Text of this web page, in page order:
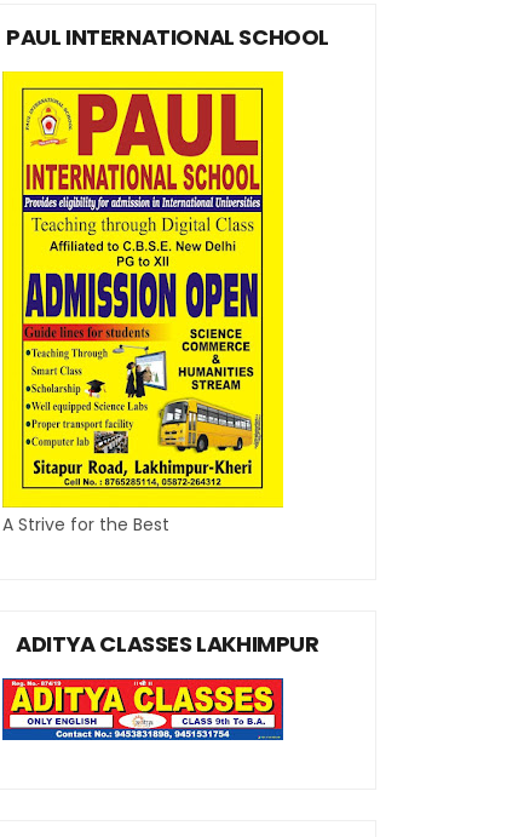
PAUL INTERNATIONAL SCHOOL
A Strive for the Best
ADITYA CLASSES LAKHIMPUR